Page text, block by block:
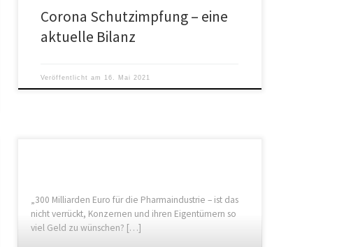
Corona Schutzimpfung – eine
aktuelle Bilanz
Veröffentlicht am 16. Mai 2021
„300 Milliarden Euro für die Pharmaindustrie – ist das
nicht verrückt, Konzernen und ihren Eigentümern so
viel Geld zu wünschen? […]